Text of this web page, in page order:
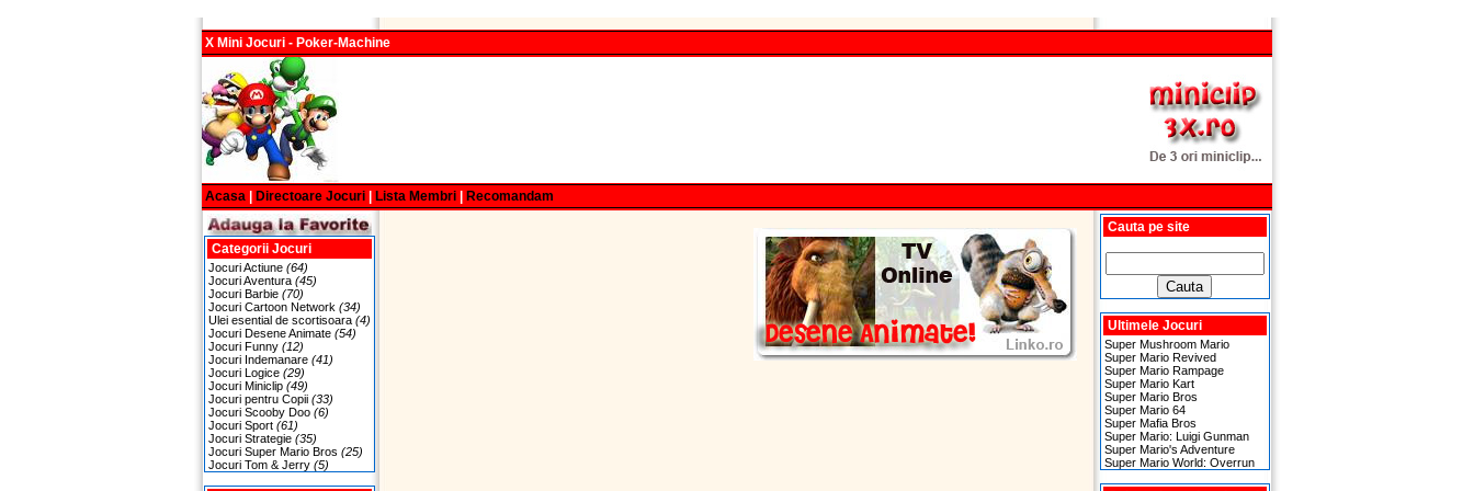
X Mini Jocuri - Poker-Machine
Acasa Directoare Jocuri Lista Membri Recomandam
Categorii Jocuri
Jocuri Actiune (64)
Jocuri Aventura (45)
Jocuri Barbie (70)
Jocuri Cartoon Network (34)
Ulei esential de scortisoara (4)
Jocuri Desene Animate (54)
Jocuri Funny (12)
Jocuri Indemanare (41)
Jocuri Logice (29)
Jocuri Miniclip (49)
Jocuri pentru Copii (33)
Jocuri Scooby Doo (6)
Jocuri Sport (61)
Jocuri Strategie (35)
Jocuri Super Mario Bros (25)
Jocuri Tom & Jerry (5)
Cauta pe site
Ultimele Jocuri
Super Mushroom Mario
Super Mario Revived
Super Mario Rampage
Super Mario Kart
Super Mario Bros
Super Mario 64
Super Mafia Bros
Super Mario: Luigi Gunman
Super Mario's Adventure
Super Mario World: Overrun